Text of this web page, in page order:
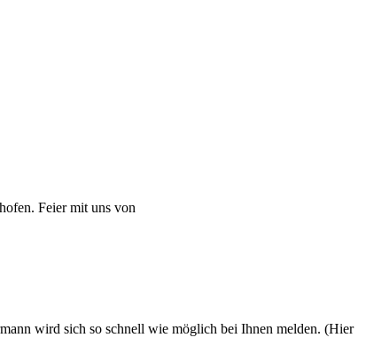
Feier mit uns von
wird sich so schnell wie möglich bei Ihnen melden. (Hier